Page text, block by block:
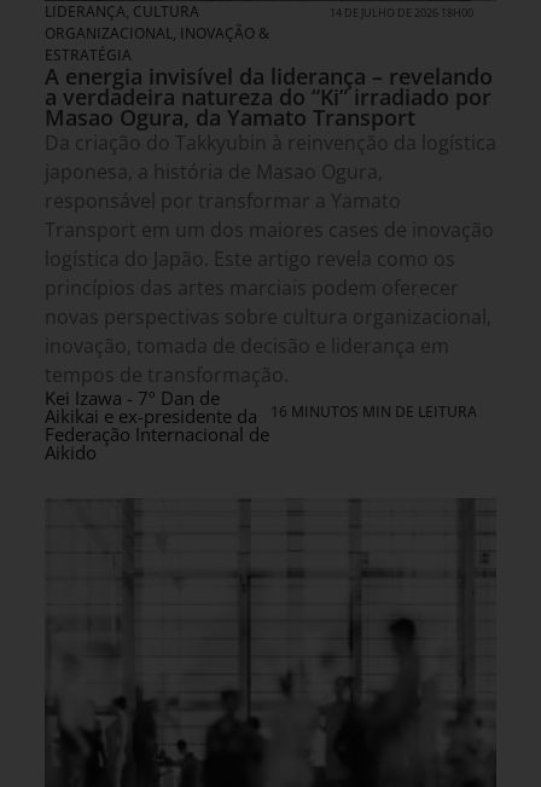
LIDERANÇA, CULTURA
ORGANIZACIONAL, INOVAÇÃO &
ESTRATÉGIA
14 DE JULHO DE 2026 18H00
A energia invisível da liderança – revelando
a verdadeira natureza do “Ki” irradiado por
Masao Ogura, da Yamato Transport
Da criação do Takkyubin à reinvenção da logística
japonesa, a história de Masao Ogura,
responsável por transformar a Yamato
Transport em um dos maiores cases de inovação
logística do Japão. Este artigo revela como os
princípios das artes marciais podem oferecer
novas perspectivas sobre cultura organizacional,
inovação, tomada de decisão e liderança em
tempos de transformação.
Kei Izawa - 7º Dan de
Aikikai e ex-presidente da
Federação Internacional de
Aikido
16 MINUTOS MIN DE LEITURA